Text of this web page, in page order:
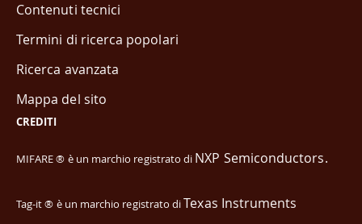
Contenuti tecnici
Termini di ricerca popolari
Ricerca avanzata
Mappa del sito
CREDITI
MIFARE ® è un marchio registrato di NXP Semiconductors.
Tag-it ® è un marchio registrato diTexas Instruments